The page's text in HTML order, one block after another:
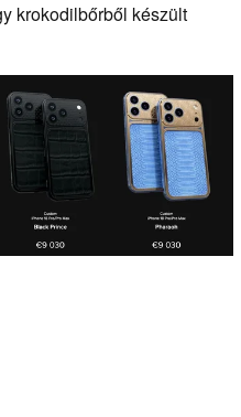
krokodilbőrből készült